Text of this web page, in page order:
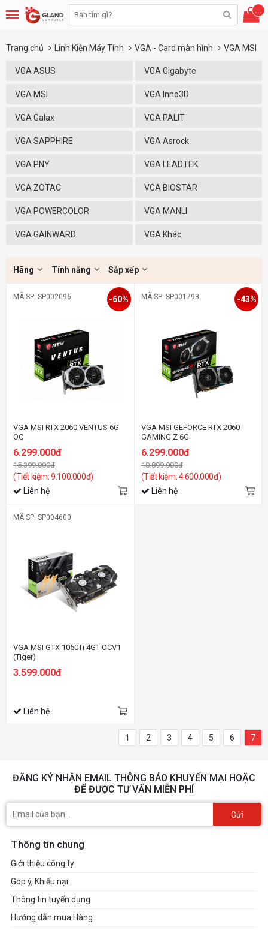
...
Trang chủ Linh Kiện Máy Tính VGA - Card màn hình VGA MSI
VGA ASUS VGA Gigabyte
VGA MSI VGA Inno3D
VGA Galax VGA PALIT
VGA SAPPHIRE VGA Asrock
VGA PNY VGA LEADTEK
VGA ZOTAC VGA BIOSTAR
VGA POWERCOLOR VGA MANLI
VGA GAINWARD VGA Khác
Hãng Tính năng Sắp xếp
MÃ SP: SP002096
VGA MSI RTX 2060 VENTUS 6G
OC
6.299.000đ
15.399.000đ
(Tiết kiệm: 9.100.000đ)
-60%
Liên hệ
MÃ SP: SP001793
VGA MSI GEFORCE RTX 2060
GAMING Z 6G
6.299.000đ
10.899.000đ
(Tiết kiệm: 4.600.000đ)
-43%
Liên hệ
MÃ SP: SP004600
VGA MSI GTX 1050Ti 4GT OCV1
(Tiger)
3.599.000đ
Liên hệ
1 2 3 4 5 6 7
ĐĂNG KÝ NHẬN EMAIL THÔNG BÁO KHUYẾN MẠI HOẶC
ĐỂ ĐƯỢC TƯ VẤN MIỄN PHÍ
Gửi
Thông tin chung
Giới thiệu công ty
Góp ý, Khiếu nại
Thông tin tuyển dụng
Hướng dẫn mua Hàng